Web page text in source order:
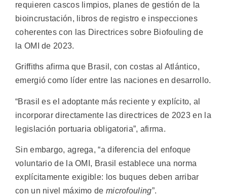
requieren cascos limpios, planes de gestión de la
bioincrustación, libros de registro e inspecciones
coherentes con las Directrices sobre Biofouling de
la OMI de 2023.
Griffiths afirma que Brasil, con costas al Atlántico,
emergió como líder entre las naciones en desarrollo.
“Brasil es el adoptante más reciente y explícito, al
incorporar directamente las directrices de 2023 en la
legislación portuaria obligatoria”, afirma.
Sin embargo, agrega, “a diferencia del enfoque
voluntario de la OMI, Brasil establece una norma
explícitamente exigible: los buques deben arribar
con un nivel máximo de microfouling”.